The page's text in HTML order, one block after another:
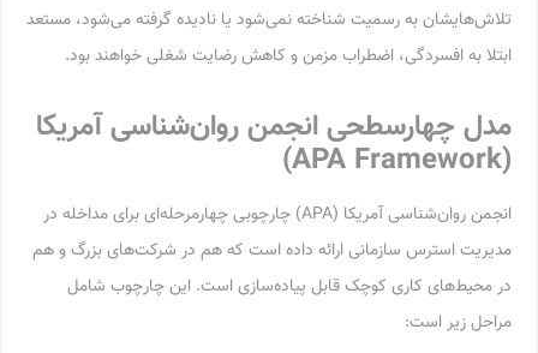
تلاش‌هایشان به رسمیت شناخته نمی‌شود یا نادیده گرفته می‌شود، مستعد
ابتلا به افسردگی، اضطراب مزمن و کاهش رضایت شغلی خواهند بود.
مدل چهارسطحی انجمن روان‌شناسی آمریکا
(APA Framework)
انجمن روان‌شناسی آمریکا (APA) چارچوبی چهارمرحله‌ای برای مداخله در
مدیریت استرس سازمانی ارائه داده است که هم در شرکت‌های بزرگ و هم
در محیط‌های کاری کوچک قابل پیاده‌سازی است. این چارچوب شامل
مراحل زیر است: